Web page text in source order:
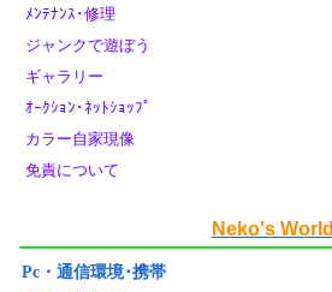
ﾒﾝﾃﾅﾝｽ･修理
ジャンクで遊ぼう
ギャラリー
ｵｰｸｼｮﾝ･ﾈｯﾄｼｮｯﾌﾟ
カラー自家現像
免責について
Neko's World
Pc・通信環境･携帯